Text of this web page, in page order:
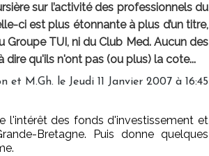
sur l’activité des professionnels du
ci est plus étonnante à plus d’un titre,
TUI, ni du Club Med. Aucun des
qu'ils n'ont pas (ou plus) la cote...
et M.Gh. le Jeudi 11 Janvier 2007 à 16:45
l'intérêt des fonds d'investissement et
Bretagne. Puis donne quelques